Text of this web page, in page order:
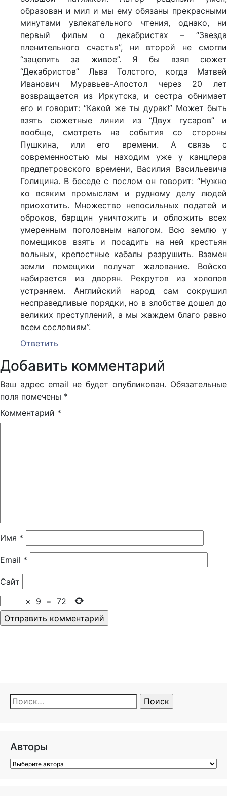
образован и мил и мы ему обязаны прекрасными
минутами увлекательного чтения, однако, ни
первый фильм о декабристах – “Звезда
пленительного счастья”, ни второй не смогли
“зацепить за живое”. Я бы взял сюжет
“Декабристов” Льва Толстого, когда Матвей
Иванович Муравьев-Апостол через 20 лет
возвращается из Иркутска, и сестра обнимает
его и говорит: “Какой же ты дурак!” Может быть
взять сюжетные линии из “Двух гусаров” и
вообще, смотреть на события со стороны
Пушкина, или его времени. А связь с
современностью мы находим уже у канцлера
предпетровского времени, Василия Васильевича
Голицина. В беседе с послом он говорит: “Нужно
ко всяким промыслам и рудному делу людей
приохотить. Множество непосильных податей и
оброков, барщин уничтожить и обложить всех
умеренным поголовным налогом. Всю землю у
помещиков взять и посадить на ней крестьян
вольных, крепостные кабалы разрушить. Взамен
земли помещики получат жалование. Войско
набирается из дворян. Рекрутов из холопов
устраняем. Английский народ сам сокрушил
несправедливые порядки, но в злобстве дошел до
великих преступлений, а мы жаждем благо равно
всем сословиям”.
Ответить
Добавить комментарий
Ваш адрес email не будет опубликован. Обязательные
поля помечены *
Комментарий *
Имя *
Email *
Сайт
×
9 = 72
Найти:
Авторы